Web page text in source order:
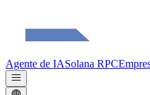
Agente de IASolana RPC